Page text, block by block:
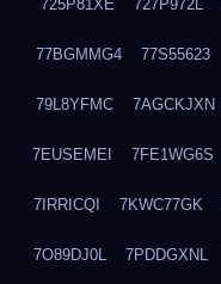
725P81XE 727P972L
77BGMMG4 77S55623
79L8YFMC 7AGCKJXN
7EUSEMEI 7FE1WG6S
7IRRICQI 7KWC77GK
7O89DJ0L 7PDDGXNL